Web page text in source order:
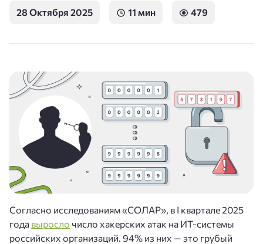
28 Октября 2025 11 мин 479
Согласно исследованиям «СОЛАР», в I квартале 2025
года выросло число хакерских атак на ИТ-системы
российских организаций. 94% из них — это грубый